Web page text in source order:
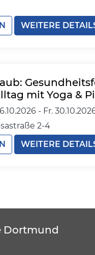
WEITERE
mit Yoga &
- Fr.
2-4
WEITERE
Dortmund